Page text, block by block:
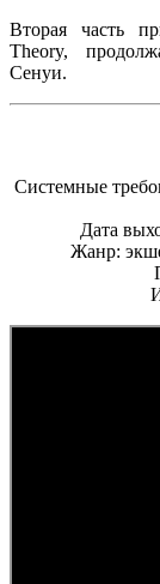
Вторая часть
Theory,
Сенуи.
Системные
Дата
Жанр: